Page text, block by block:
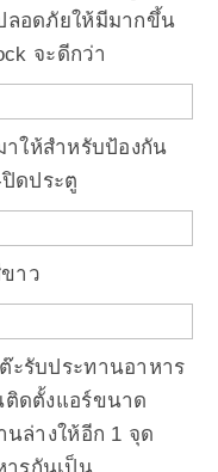
ลอดภัยให้มีมากขึ้น
จะดีกว่า
าให้สำหรับป้องกัน
ปิดประตู
าว
ะรับประทานอาหาร
ดตั้งแอร์ขนาด
นล่างให้อีก 1 จุด